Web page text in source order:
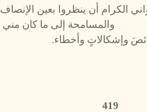
الكرام أن ينظروا بعين الإنصاف
والمسامحة إلى ما كان مني
وإشكالاتٍ وأخطاء.
419